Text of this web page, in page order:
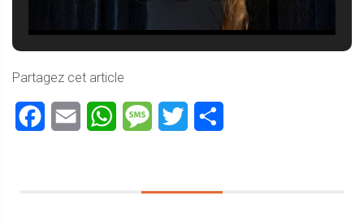
Partagez cet article
Facebook
Email WhatsAppMessageTwitter